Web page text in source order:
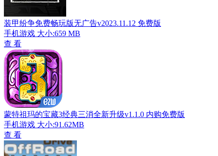
装甲纷争免费畅玩版无广告v2023.11.12 免费版
手机游戏 大小:659 MB
查 看
蒙特祖玛的宝藏3经典三消全新升级v1.1.0 内购免费版
手机游戏 大小:91.62MB
查 看